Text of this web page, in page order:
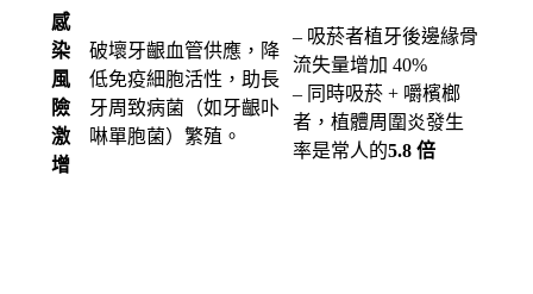
感
染
風
險
激
增
破壞牙齦血管供應，降
低免疫細胞活性，助長
牙周致病菌（如牙齦卟
啉單胞菌）繁殖。
– 吸菸者植牙後邊緣骨
流失量增加 40%
– 同時吸菸 + 嚼檳榔
者，植體周圍炎發生
率是常人的5.8 倍